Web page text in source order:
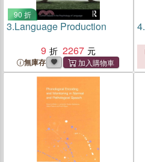
90 折
3.Language Production
9
2267
無庫存
4.